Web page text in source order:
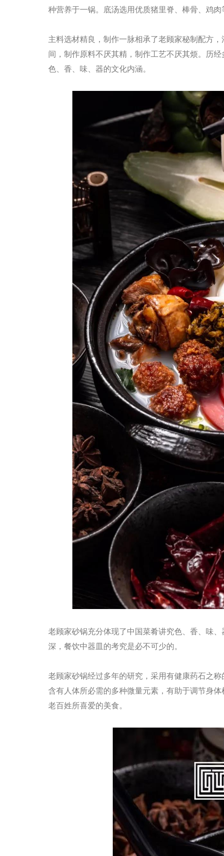
种营养于一锅。底汤选用优质猪里脊、棒骨、鸡肉
主料选材精良，制作一脉相承了老顾家秘制配方
间，制作原料不厌其精，制作工艺不厌其烦。历
色、香、味、器的文化内涵。
老顾家砂锅充分体现了中国菜肴讲究色、香、味
深，餐饮中器皿的考究是必不可少的。
老顾家砂锅经过多年的研究，采用有健康药石之
含有人体所必需的多种微量元素，有助于调节身
老百姓所喜爱的美食。